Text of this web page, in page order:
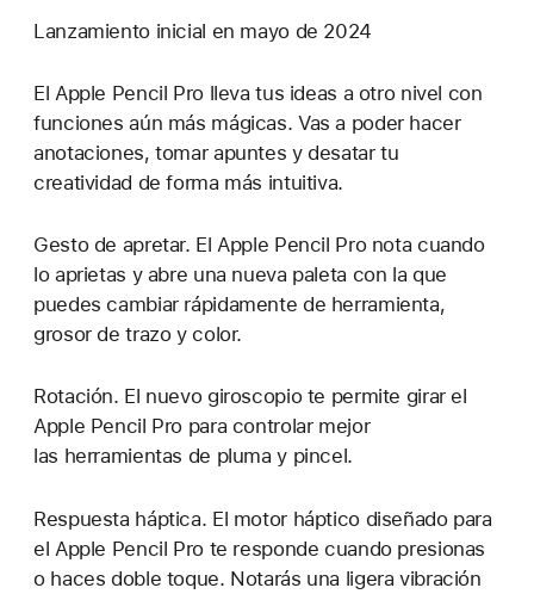
Lanzamiento inicial en mayo de 2024
El Apple Pencil Pro lleva tus ideas a otro nivel con
funciones aún más mágicas. Vas a poder hacer
anotaciones, tomar apuntes y desatar tu
creatividad de forma más intuitiva.
Gesto de apretar. El Apple Pencil Pro nota cuando
lo aprietas y abre una nueva paleta con la que
puedes cambiar rápidamente de herramienta,
grosor de trazo y color.
Rotación. El nuevo giroscopio te permite girar el
Apple Pencil Pro para controlar mejor
las herramientas de pluma y pincel.
Respuesta háptica. El motor háptico diseñado para
el Apple Pencil Pro te responde cuando presionas
o haces doble toque. Notarás una ligera vibración